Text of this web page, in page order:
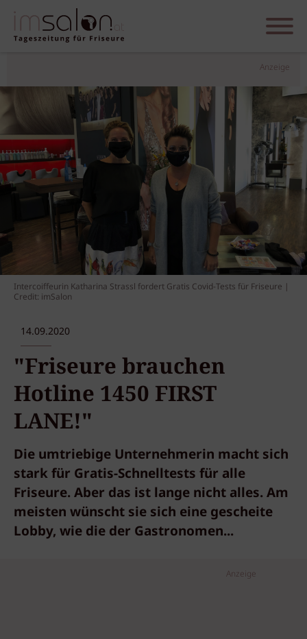
Anzeige
Intercoiffeurin Katharina Strassl fordert Gratis Covid-Tests für Friseure |
Credit: imSalon
14.09.2020
"Friseure brauchen
Hotline 1450 FIRST
LANE!"
Die umtriebige Unternehmerin macht sich
stark für Gratis-Schnelltests für alle
Friseure. Aber das ist lange nicht alles. Am
meisten wünscht sie sich eine gescheite
Lobby, wie die der Gastronomen...
Anzeige